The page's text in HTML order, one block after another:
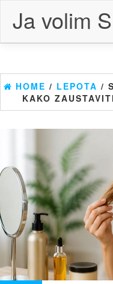
content
Ja volim
HOME / LEPOTA /
KAKO